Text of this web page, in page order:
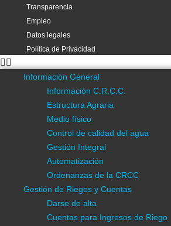
Transparencia
Empleo
Datos legales
Política de Privacidad
Información General
Información C.R.C.C.
Estructura Agraria
Medio físico
Control de calidad del agua
Gestión Integral
Automatización
Ordenanzas de la CRCC
Gestión de Riegos y Cuentas
Darse de alta
Cuentas para Ingresos de Riego
Multimedia
Asesoramiento
Divulgación Científica
Eficiencia Energética
Estadística
Recomendaciones de Riego